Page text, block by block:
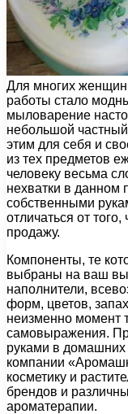
Для многих
работы стало
мыловарение
небольшой
этим для себя и
из тех предметов
человеку весьма
нехватки в данном
собственными
отличаться от
продажу.
Компоненты, те
выбраны на ваш
наполнители,
форм, цветов,
неизменно момент
самовыражения.
руками в домашних
компании
косметику и
брендов и
ароматерапии.